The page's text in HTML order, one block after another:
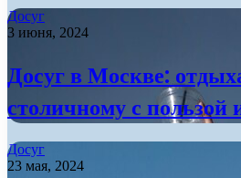
Досуг
3 июня, 2024
Досуг в Москве:
столичному с пользой
Досуг
23 мая, 2024